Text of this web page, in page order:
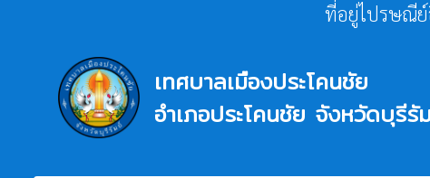
ที่อยู่ไปรษณีย์
เทศบาลเมืองประโคนชัย
อำเภอประโคนชัย จังหวัดบุรีรั